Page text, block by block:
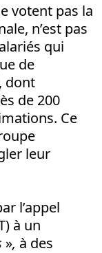
votent pas la
n’est pas
qui
de
dont
de 200
Ce
leur
l’appel
à un
», à des